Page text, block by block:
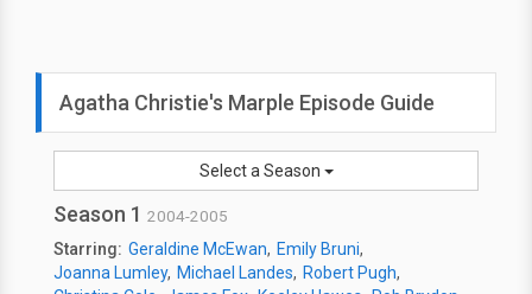
Agatha Christie's Marple Episode Guide
Select a Season
Season 1 2004-2005
Starring: Geraldine McEwan
Emily Bruni
Joanna Lumley
Michael Landes
Robert Pugh